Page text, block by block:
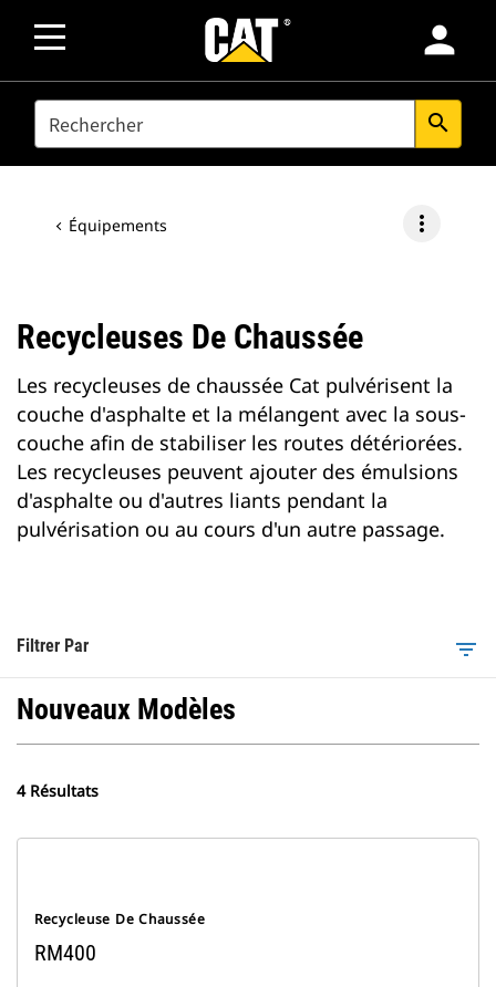
person
SEARCH search
Équipements more_vert
Recycleuses De Chaussée
Les recycleuses de chaussée Cat pulvérisent la
couche d'asphalte et la mélangent avec la sous-
couche afin de stabiliser les routes détériorées.
Les recycleuses peuvent ajouter des émulsions
d'asphalte ou d'autres liants pendant la
pulvérisation ou au cours d'un autre passage.
Filtrer Par filter_list
Nouveaux Modèles
4 Résultats
Recycleuse De Chaussée
RM400